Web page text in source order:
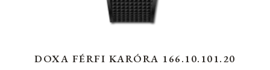
DOXA FÉRFI KARÓRA 166.10.101.20